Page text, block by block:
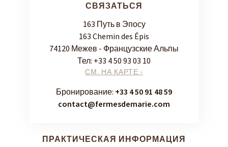
СВЯЗАТЬСЯ
163 Путь в Эпосу
163 Chemin des Épis
74120 Межев - Французские Альпы
Тел: +33 4 50 93 03 10
СМ. НА КАРТЕ ›
Бронирование: +33 4 50 91 48 59
contact@fermesdemarie.com
ПРАКТИЧЕСКАЯ ИНФОРМАЦИЯ